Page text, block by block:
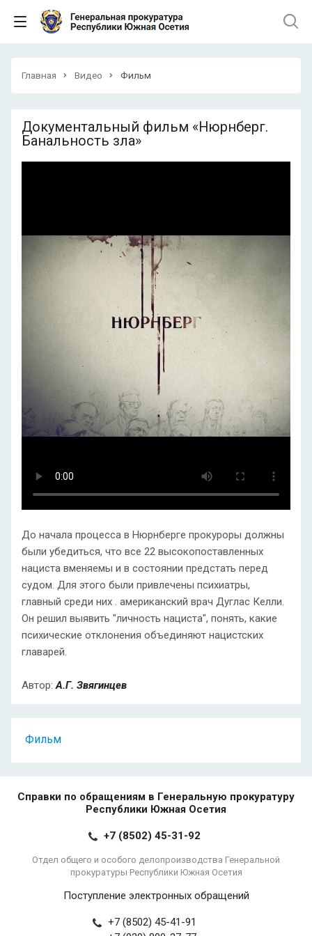
Главная Видео Фильм
Документальный фильм «Нюрнберг.
Банальность зла»
До начала процесса в Нюрнберге прокуроры должны
были убедиться, что все 22 высокопоставленных
нациста вменяемы и в состоянии предстать перед
судом. Для этого были привлечены психиатры,
главный среди них . американский врач Дуглас Келли.
Он решил выявить "личность нациста", понять, какие
психические отклонения объединяют нацистских
главарей.
Автор:А.Г. Звягинцев
Фильм
Справки по обращениям в Генеральную прокуратуру
Республики Южная Осетия
+7 (8502) 45-31-92
Отдел общего и особого делопроизводства Генеральной
прокуратуры Республики Южная Осетия
Поступление электронных обращений
+7 (8502) 45-41-91